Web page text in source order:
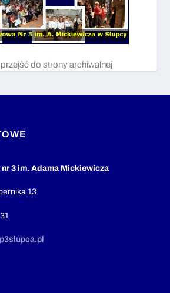
do strony archiwalnej
3 im. Adama Mickiewicza
13